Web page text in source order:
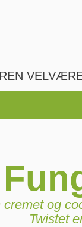
REN
cremet og
Twistet